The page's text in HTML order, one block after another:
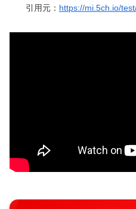
引用元： https://mi.5ch.io/